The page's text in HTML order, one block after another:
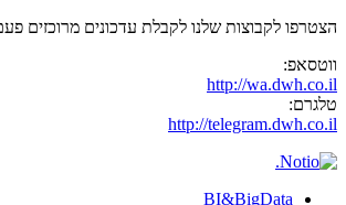
הצטרפו לקבוצות שלנו לקבלת עדכונים מרוכזים
ווטסאפ:
http://wa.dwh.co.il
טלגרם:
http://telegram.dwh.co.il
BI&BigData